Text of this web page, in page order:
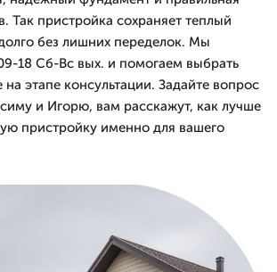
Так пристройка сохраняет теплый
без лишних переделок. Мы
18 Сб-Вс вых. и помогаем выбрать
этапе консультации. Задайте вопрос
и Игорю, вам расскажут, как лучше
пристройку именно для вашего